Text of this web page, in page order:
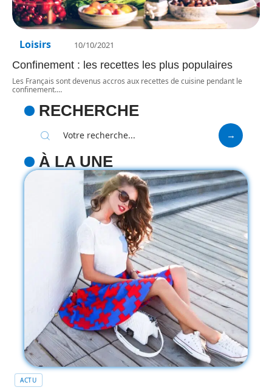
Loisirs 10/10/2021
Confinement : les recettes les plus populaires
Les Français sont devenus accros aux recettes de cuisine pendant le
confinement.…
RECHERCHE
À LA UNE
ACTU